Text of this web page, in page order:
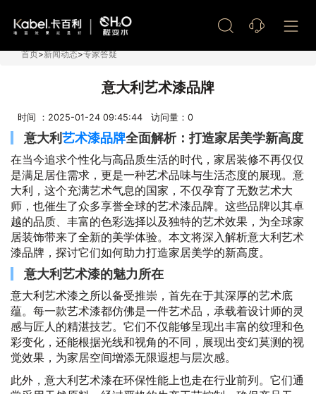
首页>新闻动态>专家答疑
意大利艺术漆品牌
时间 ：2025-01-24 09:45:44 访问量： 0
意大利艺术漆品牌全面解析：打造家居美学新高度
在当今追求个性化与高品质生活的时代，家居装修不再仅仅
是满足居住需求，更是一种艺术品味与生活态度的展现。意
大利，这个充满艺术气息的国家，不仅孕育了无数艺术大
师，也催生了众多享誉全球的艺术漆品牌。这些品牌以其卓
越的品质、丰富的色彩选择以及独特的艺术效果，为全球家
居装饰带来了全新的美学体验。本文将深入解析意大利艺术
漆品牌，探讨它们如何助力打造家居美学的新高度。
意大利艺术漆的魅力所在
意大利艺术漆之所以备受推崇，首先在于其深厚的艺术底
蕴。每一款艺术漆都仿佛是一件艺术品，承载着设计师的灵
感与匠人的精湛技艺。它们不仅能够呈现出丰富的纹理和色
彩变化，还能根据光线和视角的不同，展现出变幻莫测的视
觉效果，为家居空间增添无限遐想与层次感。
此外，意大利艺术漆在环保性能上也走在行业前列。它们通